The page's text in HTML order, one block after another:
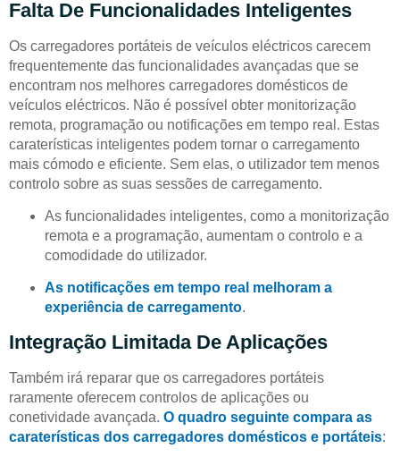
Falta De Funcionalidades Inteligentes
Os carregadores portáteis de veículos eléctricos carecem
frequentemente das funcionalidades avançadas que se
encontram nos melhores carregadores domésticos de
veículos eléctricos. Não é possível obter monitorização
remota, programação ou notificações em tempo real. Estas
caraterísticas inteligentes podem tornar o carregamento
mais cómodo e eficiente. Sem elas, o utilizador tem menos
controlo sobre as suas sessões de carregamento.
As funcionalidades inteligentes, como a monitorização
remota e a programação, aumentam o controlo e a
comodidade do utilizador.
As notificações em tempo real melhoram a
experiência de carregamento.
Integração Limitada De Aplicações
Também irá reparar que os carregadores portáteis
raramente oferecem controlos de aplicações ou
conetividade avançada. O quadro seguinte compara as
caraterísticas dos carregadores domésticos e portáteis: